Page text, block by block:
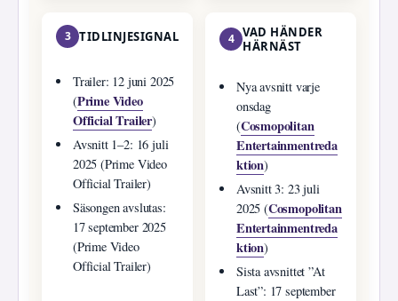
3 TIDLINJESIGNAL
Trailer: 12 juni 2025
(Prime Video
Official Trailer)
Avsnitt 1–2: 16 juli
2025 (Prime Video
Official Trailer)
Säsongen avslutas:
17 september 2025
(Prime Video
Official Trailer)
4 VAD HÄNDER
HÄRNÄST
Nya avsnitt varje
onsdag
(Cosmopolitan
Entertainmentreda
ktion)
Avsnitt 3: 23 juli
2025 (Cosmopolitan
Entertainmentreda
ktion)
Sista avsnittet ”At
Last”: 17 september